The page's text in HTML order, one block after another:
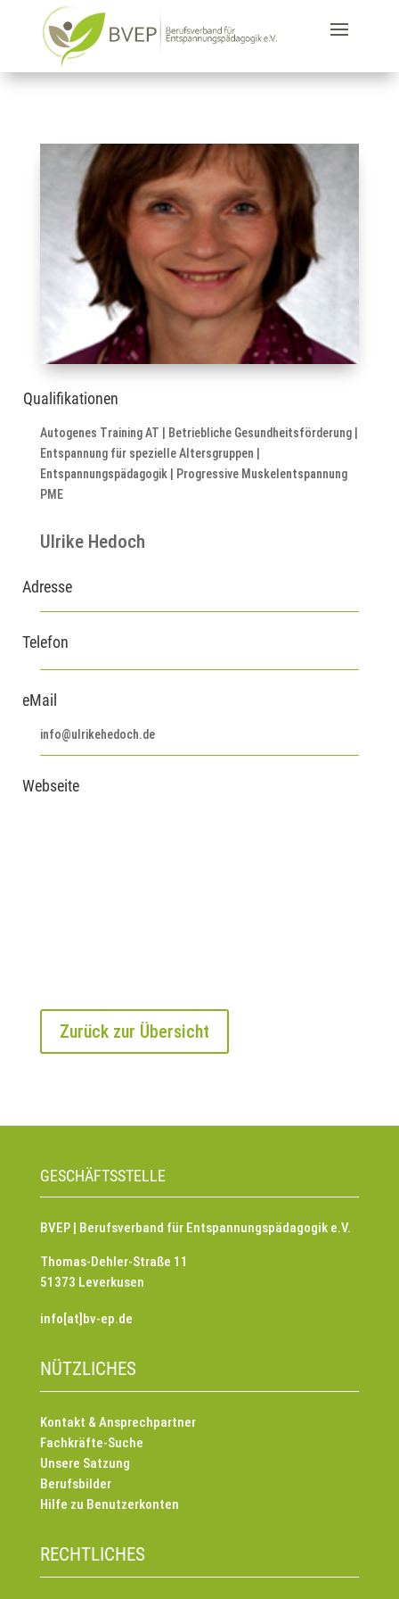
Qualifikationen
Autogenes Training AT | Betriebliche Gesundheitsförderung |
Entspannung für spezielle Altersgruppen |
Entspannungspädagogik | Progressive Muskelentspannung
PME
Ulrike Hedoch
Adresse
Telefon
eMail
info@ulrikehedoch.de
Webseite
Zurück zur Übersicht
GESCHÄFTSSTELLE
BVEP | Berufsverband für Entspannungspädagogik e.V.
Thomas-Dehler-Straße 11
51373 Leverkusen
info[at]bv-ep.de
NÜTZLICHES
Kontakt & Ansprechpartner
Fachkräfte-Suche
Unsere Satzung
Berufsbilder
Hilfe zu Benutzerkonten
RECHTLICHES